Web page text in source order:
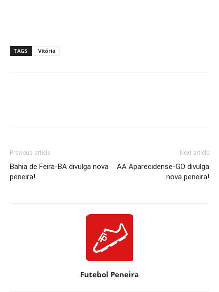
TAGS Vitória
Previous article
Bahia de Feira-BA divulga nova
peneira!
Next article
AA Aparecidense-GO divulga
nova peneira!
Futebol Peneira